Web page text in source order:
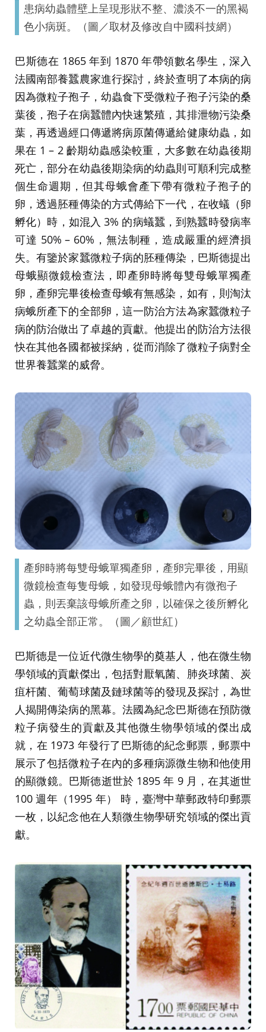
患病幼蟲體壁上呈現形狀不整、濃淡不一的黑褐
色小病斑。（圖／取材及修改自中國科技網）
巴斯德在 1865 年到 1870 年帶領數名學生，深入
法國南部養蠶農家進行探討，終於查明了本病的病
因為微粒子孢子，幼蟲食下受微粒子孢子污染的桑
葉後，孢子在病蠶體內快速繁殖，其排泄物污染桑
葉，再透過經口傳遞將病原菌傳遞給健康幼蟲，如
果在 1 – 2 齡期幼蟲感染較重，大多數在幼蟲後期
死亡，部分在幼蟲後期染病的幼蟲則可順利完成整
個生命週期，但其母蛾會產下帶有微粒子孢子的
卵，透過胚種傳染的方式傳給下一代，在收蟻（卵
孵化）時，如混入 3% 的病蟻蠶，到熟蠶時發病率
可達 50% – 60%，無法制種，造成嚴重的經濟損
失。有鑒於家蠶微粒子病的胚種傳染，巴斯德提出
母蛾顯微鏡檢查法，即產卵時將每雙母蛾單獨產
卵，產卵完畢後檢查母蛾有無感染，如有，則淘汰
病蛾所產下的全部卵，這一防治方法為家蠶微粒子
病的防治做出了卓越的貢獻。他提出的防治方法很
快在其他各國都被採納，從而消除了微粒子病對全
世界養蠶業的威脅。
產卵時將每雙母蛾單獨產卵，產卵完畢後，用顯
微鏡檢查每隻母蛾，如發現母蛾體內有微孢子
蟲，則丟棄該母蛾所產之卵，以確保之後所孵化
之幼蟲全部正常。（圖／顧世紅）
巴斯德是一位近代微生物學的奠基人，他在微生物
學領域的貢獻傑出，包括對厭氧菌、肺炎球菌、炭
疽杆菌、葡萄球菌及鏈球菌等的發現及探討，為世
人揭開傳染病的黑幕。法國為紀念巴斯德在預防微
粒子病發生的貢獻及其他微生物學領域的傑出成
就，在 1973 年發行了巴斯德的紀念郵票，郵票中
展示了包括微粒子在內的多種病源微生物和他使用
的顯微鏡。巴斯德逝世於 1895 年 9 月，在其逝世
100 週年（1995 年） 時，臺灣中華郵政特印郵票
一枚，以紀念他在人類微生物學研究領域的傑出貢
獻。